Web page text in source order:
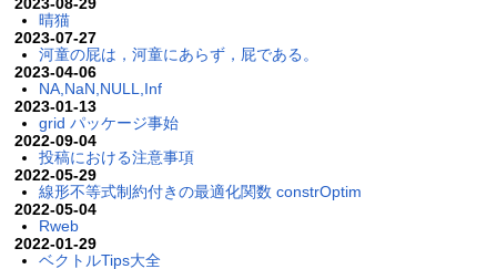
2023-08-29
晴猫
2023-07-27
河童の屁は，河童にあらず，屁である。
2023-04-06
NA,NaN,NULL,Inf
2023-01-13
grid パッケージ事始
2022-09-04
投稿における注意事項
2022-05-29
線形不等式制約付きの最適化関数 constrOptim
2022-05-04
Rweb
2022-01-29
ベクトルTips大全